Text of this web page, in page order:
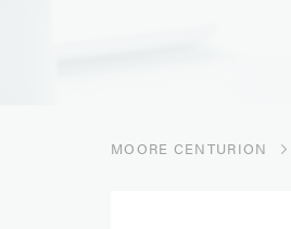
MOORE CENTURION